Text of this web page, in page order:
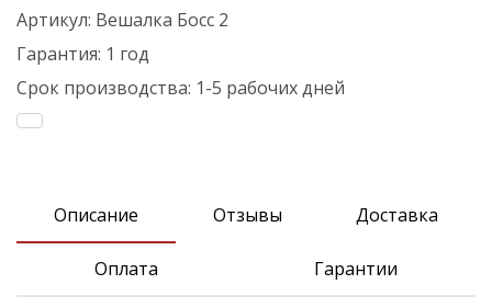
Артикул: Вешалка Босс 2
Гарантия: 1 год
Срок производства: 1-5 рабочих дней
Описание Отзывы Доставка
Оплата Гарантии